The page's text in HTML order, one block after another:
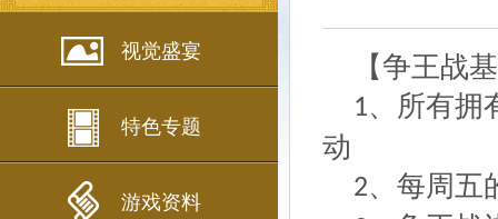
视觉盛宴
特色专题
游戏资料
【争王战
1、所有拥
动
2、每周五